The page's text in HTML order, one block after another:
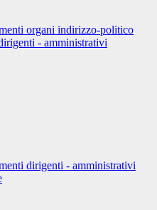
organi indirizzo-politico
- amministrativi
dirigenti - amministrativi